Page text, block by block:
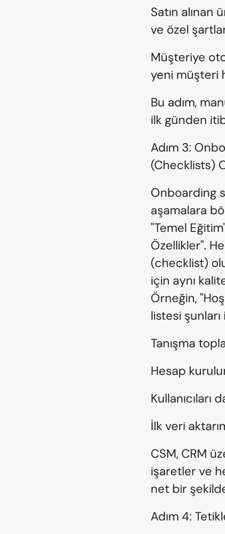
Satın alınan
ve özel
Müşteriye
yeni müşteri
Bu adım,
ilk günden
Adım 3:
(Checklists)
Onboarding
aşamalara
"Temel
Özellikler".
(checklist)
için aynı
Örneğin,
listesi
Tanışma
Hesap
İlk veri
CSM, CRM
işaretler ve
net bir
Adım 4: